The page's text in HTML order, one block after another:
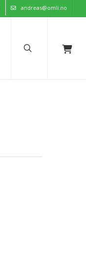
andreas@omli.no